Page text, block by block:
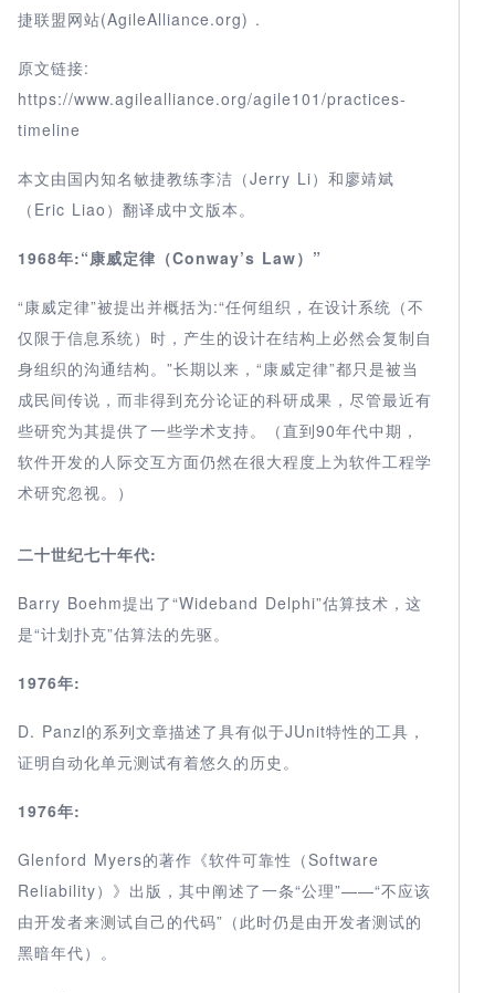
捷联盟网站(AgileAlliance.org) .
原文链接:
https://www.agilealliance.org/agile101/practices-
timeline
本文由国内知名敏捷教练李洁（Jerry Li）和廖靖斌
（Eric Liao）翻译成中文版本。
1968年:“康威定律（Conway’s Law）”
“康威定律”被提出并概括为:“任何组织，在设计系统（不
仅限于信息系统）时，产生的设计在结构上必然会复制自
身组织的沟通结构。”长期以来，“康威定律”都只是被当
成民间传说，而非得到充分论证的科研成果，尽管最近有
些研究为其提供了一些学术支持。（直到90年代中期，
软件开发的人际交互方面仍然在很大程度上为软件工程学
术研究忽视。）
二十世纪七十年代:
Barry Boehm提出了“Wideband Delphi”估算技术，这
是“计划扑克”估算法的先驱。
1976年:
D. Panzl的系列文章描述了具有似于JUnit特性的工具，
证明自动化单元测试有着悠久的历史。
1976年:
Glenford Myers的著作《软件可靠性（Software
Reliability）》出版，其中阐述了一条“公理”——“不应该
由开发者来测试自己的代码”（此时仍是由开发者测试的
黑暗年代）。